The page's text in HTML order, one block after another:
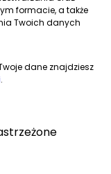
formacie, a także
Twoich danych
dane znajdziesz
.